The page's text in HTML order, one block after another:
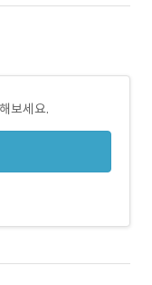
보세요.